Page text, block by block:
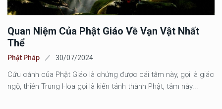
Quan Niệm Của Phật Giáo Về Vạn Vật Nhất
Thể
Phật Pháp 30/07/2024
Cứu cánh của Phật Giáo là chứng được cái tâm này, gọi là giác
ngộ, thiền Trung Hoa gọi là kiến tánh thành Phật, tâm này...